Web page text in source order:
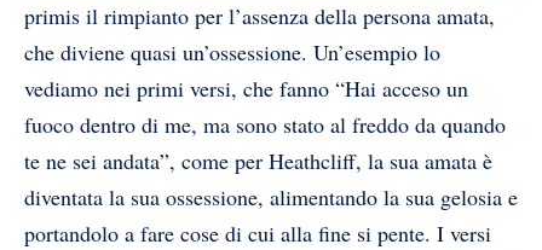
primis il rimpianto per l’assenza della persona amata,
che diviene quasi un’ossessione. Un’esempio lo
vediamo nei primi versi, che fanno “Hai acceso un
fuoco dentro di me, ma sono stato al freddo da quando
te ne sei andata”, come per Heathcliff, la sua amata è
diventata la sua ossessione, alimentando la sua gelosia e
portandolo a fare cose di cui alla fine si pente. I versi